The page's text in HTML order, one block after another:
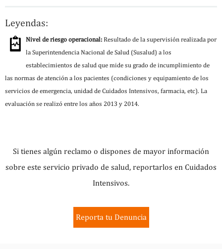
Leyendas:
Nivel de riesgo operacional: Resultado de la supervisión realizada por
la Superintendencia Nacional de Salud (Susalud) a los
establecimientos de salud que mide su grado de incumplimiento de
las normas de atención a los pacientes (condiciones y equipamiento de los
servicios de emergencia, unidad de Cuidados Intensivos, farmacia, etc). La
evaluación se realizó entre los años 2013 y 2014.
Si tienes algún reclamo o dispones de mayor información
sobre este servicio privado de salud, reportarlos en Cuidados
Intensivos.
Reporta tu Denuncia